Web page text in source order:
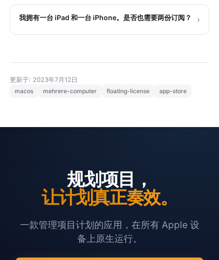
我拥有一台 iPad 和一台 iPhone。是否也需要两份订阅？ ›
更新于: 2023年7月12日
macos mehrere-computer floating-license app-store
规划项目，
让计划真正奏效。
一款管理项目计划的应用，在所有 Apple 设
备上原生运行。